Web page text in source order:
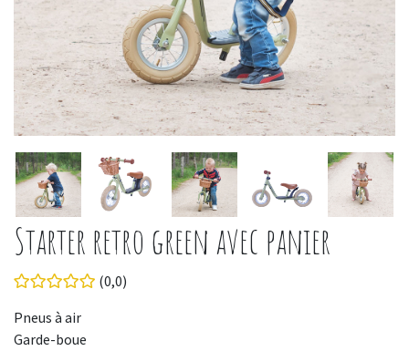
Starter retro green avec panier
(0,0)
Pneus à air
Garde-boue